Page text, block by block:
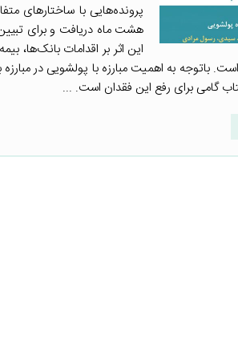
پرونده‌هایی با ساختارهای
هشت ماه دریافت و برای
این اثر بر اقدامات بانک‌ها،
باتوجه به اهمیت مبارزه با پولشویی در
گامی برای رفع این فقدان است. ...